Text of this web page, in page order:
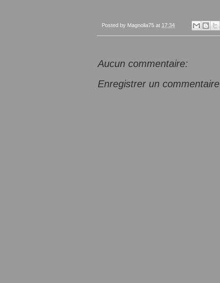
Posted by Magnolia75 at 17:34
Aucun commentaire:
Enregistrer un commentaire